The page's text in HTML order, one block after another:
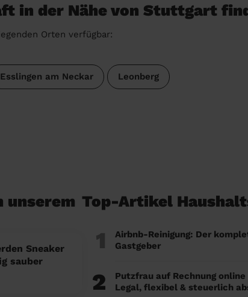
in der Nähe von Stuttgart
Orten verfügbar:
Esslingen am Neckar Leonberg
unserem
Sneaker
sauber
Top-Artikel
1
Airbnb-Reinigung: Der
Gastgeber
2
Putzfrau auf Rechnung online
Legal, flexibel & steuerlich